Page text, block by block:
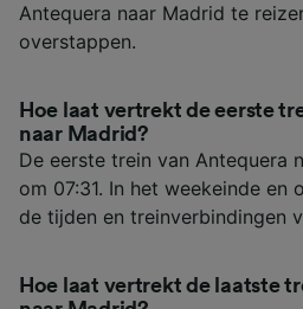
Antequera naar Madrid te
overstappen.
Hoe laat vertrekt de eerste
naar Madrid?
De eerste trein van Antequera
om 07:31. In het weekeinde en
de tijden en treinverbindingen
Hoe laat vertrekt de laatste